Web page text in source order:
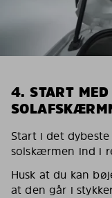
4. START
Start i det
solskærmen ind i
Husk at du kan
at den går i